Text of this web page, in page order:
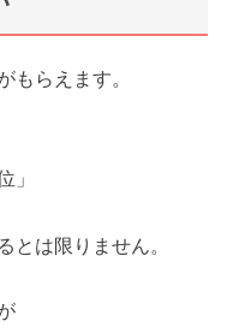
もらえます。
」
とは限りません。